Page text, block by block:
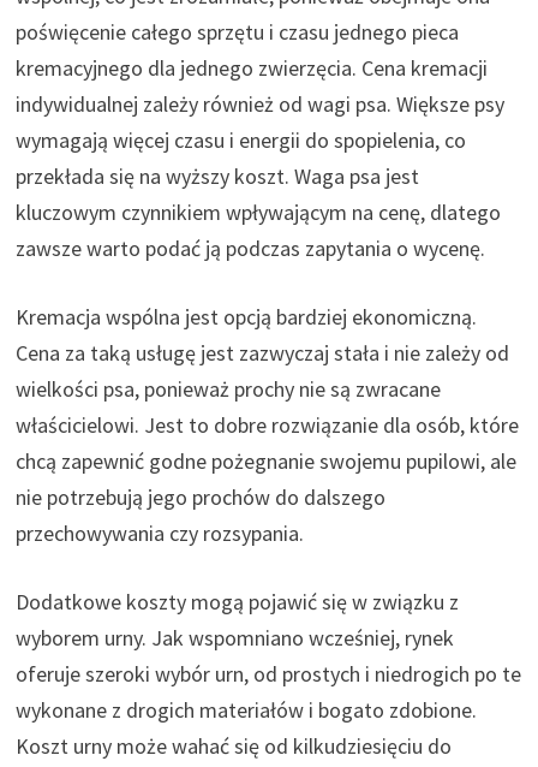
poświęcenie całego sprzętu i czasu jednego pieca
kremacyjnego dla jednego zwierzęcia. Cena kremacji
indywidualnej zależy również od wagi psa. Większe psy
wymagają więcej czasu i energii do spopielenia, co
przekłada się na wyższy koszt. Waga psa jest
kluczowym czynnikiem wpływającym na cenę, dlatego
zawsze warto podać ją podczas zapytania o wycenę.
Kremacja wspólna jest opcją bardziej ekonomiczną.
Cena za taką usługę jest zazwyczaj stała i nie zależy od
wielkości psa, ponieważ prochy nie są zwracane
właścicielowi. Jest to dobre rozwiązanie dla osób, które
chcą zapewnić godne pożegnanie swojemu pupilowi, ale
nie potrzebują jego prochów do dalszego
przechowywania czy rozsypania.
Dodatkowe koszty mogą pojawić się w związku z
wyborem urny. Jak wspomniano wcześniej, rynek
oferuje szeroki wybór urn, od prostych i niedrogich po te
wykonane z drogich materiałów i bogato zdobione.
Koszt urny może wahać się od kilkudziesięciu do